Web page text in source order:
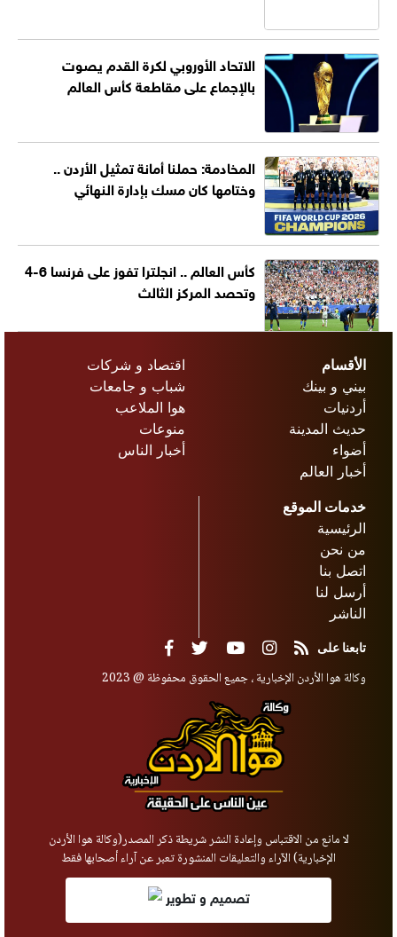
الاتحاد الأوروبي لكرة القدم يصوت
بالإجماع على مقاطعة كأس العالم
المخادمة: حملنا أمانة تمثيل الأردن ..
وختامها كان مسك بإدارة النهائي
كأس العالم .. انجلترا تفوز على فرنسا 6-4
وتحصد المركز الثالث
الأقسام
بيني و بينك
أردنيات
حديث المدينة
أضواء
أخبار العالم
اقتصاد و شركات
شباب و جامعات
هوا الملاعب
منوعات
أخبار الناس
خدمات الموقع
الرئيسية
من نحن
اتصل بنا
أرسل لنا
الناشر
تابعنا على
وكالة هوا الأردن الإخبارية ، جميع الحقوق محفوظة @ 2023
لا مانع من الاقتباس وإعادة النشر شريطة ذكر المصدر(وكالة هوا الأردن
الإخبارية) الآراء والتعليقات المنشورة تعبر عن آراء أصحابها فقط
تصميم و تطوير